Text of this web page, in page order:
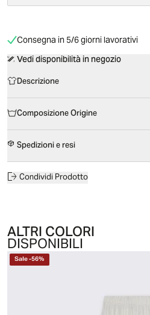
Consegna in 5/6 giorni lavorativi
Vedi disponibilità in negozio
Descrizione
Composizione Origine
Spedizioni e resi
Condividi Prodotto
ALTRI COLORI
DISPONIBILI
Sale-56%